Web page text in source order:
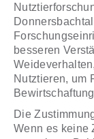
besseren
Nutztieren, um
Die
Wenn es keine